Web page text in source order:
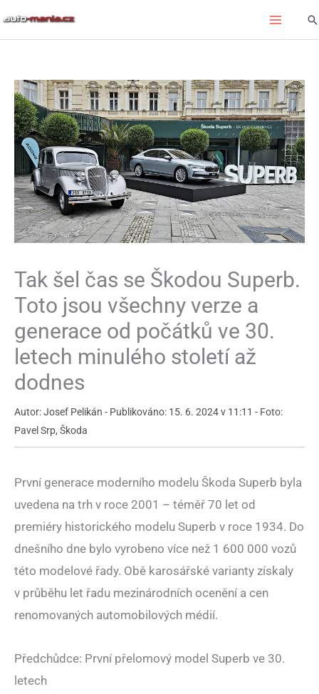
Tak šel čas se Škodou Superb.
Toto jsou všechny verze a
generace od počátků ve 30.
letech minulého století až
dodnes
Autor: Josef Pelikán - Publikováno: 15. 6. 2024 v 11:11 - Foto:
Pavel Srp, Škoda
První generace moderního modelu Škoda Superb byla
uvedena na trh v roce 2001 – téměř 70 let od
premiéry historického modelu Superb v roce 1934. Do
dnešního dne bylo vyrobeno více než 1 600 000 vozů
této modelové řady. Obě karosářské varianty získaly
v průběhu let řadu mezinárodních ocenění a cen
renomovaných automobilových médií.
Předchůdce: První přelomový model Superb ve 30.
letech